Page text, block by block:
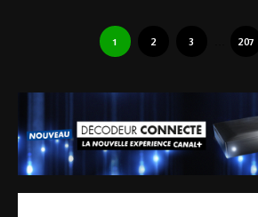
1 2 3 207